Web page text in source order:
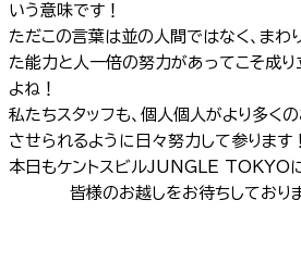
Recruit Staff スタッフ求人
J-Tokyo Entertainment プロダクション
いう意味です！
ただこの言葉は並の人間ではなく、まわ
た能力と人一倍の努力があってこそ成
よね！
私たちスタッフも、個人個人がより多く
させられるように日々努力して参ります！
本日もケントスビルJUNGLE TOKYO
皆様のお越しをお待ちしており